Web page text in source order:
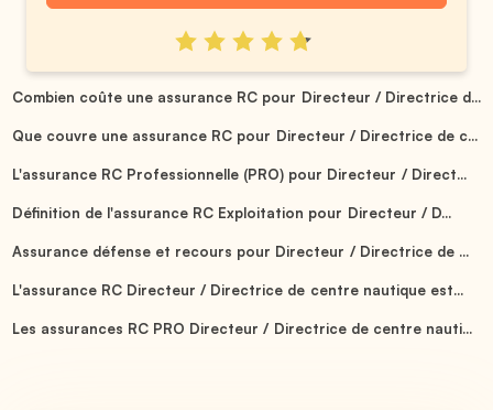
Combien coûte une assurance RC pour Directeur / Directrice d...
Que couvre une assurance RC pour Directeur / Directrice de c...
L'assurance RC Professionnelle (PRO) pour Directeur / Direct...
Définition de l'assurance RC Exploitation pour Directeur / D...
Assurance défense et recours pour Directeur / Directrice de ...
L'assurance RC Directeur / Directrice de centre nautique est...
Les assurances RC PRO Directeur / Directrice de centre nauti...